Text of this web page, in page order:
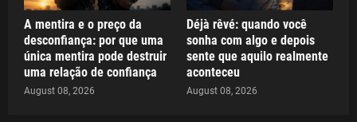
A mentira e o preço da
desconfiança: por que uma
única mentira pode destruir
uma relação de confiança
August 08, 2026
Déjà rêvé: quando você
sonha com algo e depois
sente que aquilo realmente
aconteceu
August 08, 2026